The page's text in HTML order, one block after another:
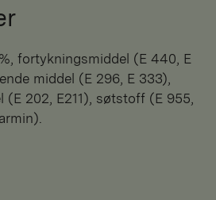
middel (E 296, E 333),
(E 202, E211), søtstoff (E 955,